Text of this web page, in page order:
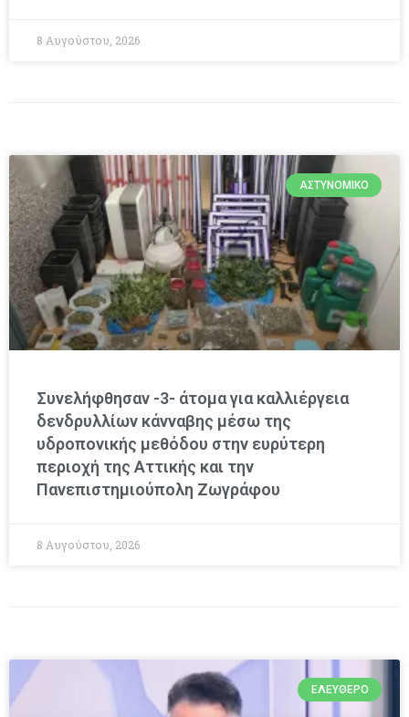
8 Αυγούστου, 2026
ΑΣΤΥΝΟΜΙΚΌ
Συνελήφθησαν -3- άτομα για καλλιέργεια
δενδρυλλίων κάνναβης μέσω της
υδροπονικής μεθόδου στην ευρύτερη
περιοχή της Αττικής και την
Πανεπιστημιούπολη Ζωγράφου
8 Αυγούστου, 2026
ΕΛΕΎΘΕΡΟ